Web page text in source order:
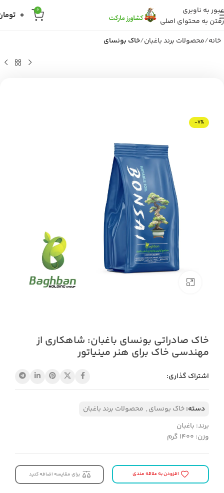
عبور به ناوبری
رفتن به محتوای اصلی
0
0
خانه محصولات برند باغبان خاک بونسای
-7%
خاک صادراتی بونسای باغبان: شاهکاری از
مهندسی خاک برای هنر مینیاتور
اشتراک گذاری:
دسته:خاک بونسای, محصولات برند باغبان
برند: باغبان
وزن: ۱4۰۰ گرم
افزودن به علاقه مندی برای مقایسه اضافه کنید